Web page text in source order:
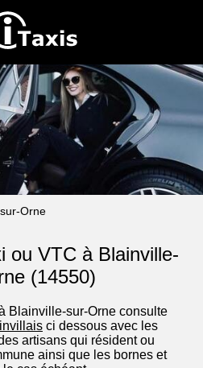
Recherche
Calcul de tarif
conventionnés
Espace pro
Orne
ou VTC à Blainville-
(14550)
Blainville-sur-Orne consulte
ci dessous avec les
artisans qui résident ou
ainsi que les bornes et